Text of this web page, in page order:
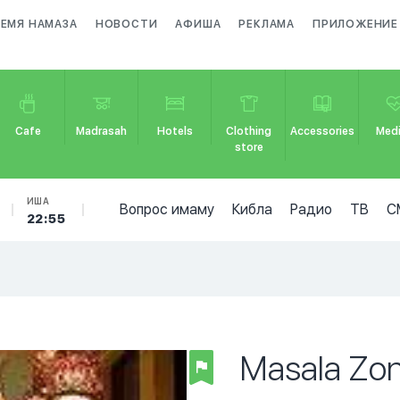
НАМАЗА НОВОСТИ АФИША РЕКЛАМА ПРИЛОЖЕНИЕ
Cafe Madrasah Hotels
Clothing
store
Accessories
ИША
22:55
Вопрос имаму Кибла Радио ТВ
Masala